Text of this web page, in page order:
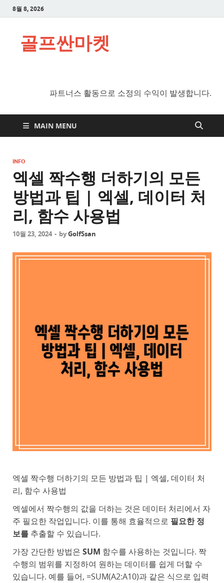
8월 8, 2026
골프싼마켓
파트너스 활동으로 소정의 수익이 발생합니다.
MAIN MENU
INFO
엑셀 짝수행 더하기의 모든
방법과 팁 | 엑셀, 데이터 처
리, 함수 사용법
10월 23, 2024 - byGolfSsan
엑셀 짝수행 더하기의 모든 방법과 팁 | 엑셀, 데이터 처
리, 함수 사용법
엑셀에서 짝수행의 값을 더하는 것은 데이터 처리에서 자
주 필요한 작업입니다. 이를 통해 효율적으로 필요한 정
보를 추출할 수 있습니다.
가장 간단한 방법은 SUM 함수를 사용하는 것입니다. 짝
수행의 범위를 지정하여 원하는 데이터를 쉽게 더할 수
있습니다. 예를 들어, =SUM(A2:A10)과 같은 식으로 입력